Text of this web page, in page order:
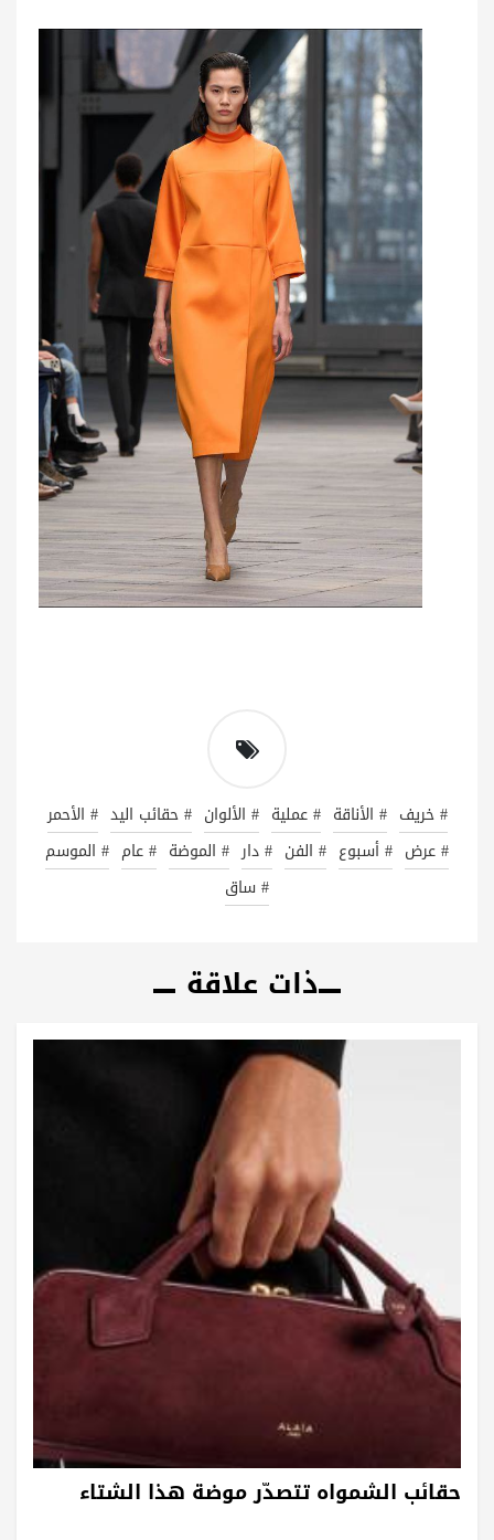
# خريف # الأناقة # عملية # الألوان # حقائب اليد # الأحمر
# عرض # أسبوع # الفن # دار # الموضة # عام # الموسم
# ساق
ذات علاقة
حقائب الشمواه تتصدّر موضة هذا الشتاء